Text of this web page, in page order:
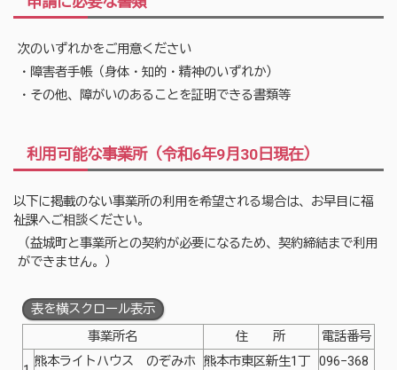
次のいずれかをご用意ください
・障害者手帳（身体・知的・精神のいずれか）
・その他、障がいのあることを証明できる書類等
利用可能な事業所（令和6年9月30日現在）
以下に掲載のない事業所の利用を希望される場合は、お早目に福
祉課へご相談ください。
（益城町と事業所との契約が必要になるため、契約締結まで利用
ができません。）
表を横スクロール表示
事業所名
住 所 電話番号
熊本ライトハウス のぞみホ 熊本市東区新生1丁 096−368